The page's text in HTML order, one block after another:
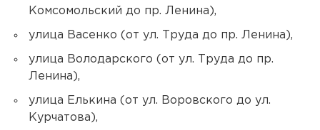
Комсомольский до пр. Ленина),
улица Васенко (от ул. Труда до пр. Ленина),
улица Володарского (от ул. Труда до пр.
Ленина),
улица Елькина (от ул. Воровского до ул.
Курчатова),